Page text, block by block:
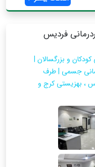
فردیس
کودکان و بزرگسالان |
جسمی | طرف
، بهزیستی کرج و